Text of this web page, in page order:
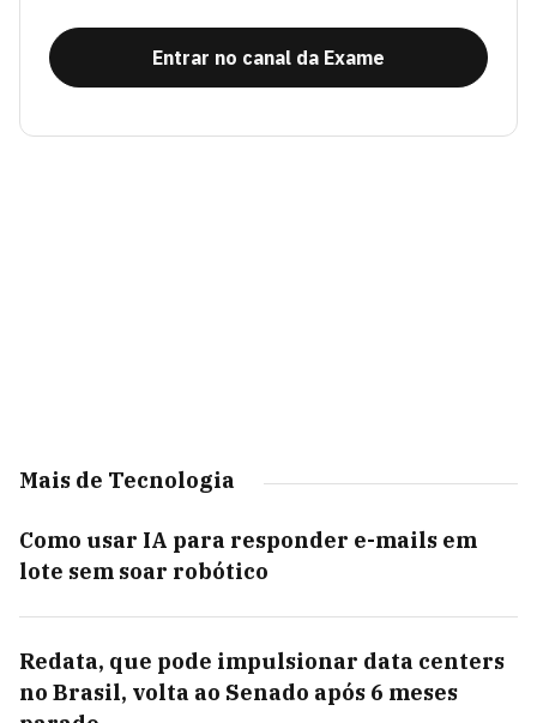
Entrar no canal da Exame
Mais de Tecnologia
Como usar IA para responder e-mails em
lote sem soar robótico
Redata, que pode impulsionar data centers
no Brasil, volta ao Senado após 6 meses